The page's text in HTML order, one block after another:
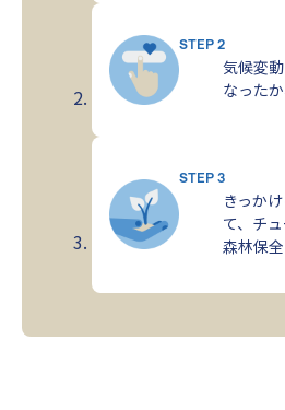
STEP 2
気候変
なった
STEP 3
きっか
て、チ
森林保